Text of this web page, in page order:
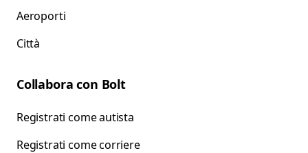
Aeroporti
Città
Collabora con Bolt
Registrati come autista
Registrati come corriere